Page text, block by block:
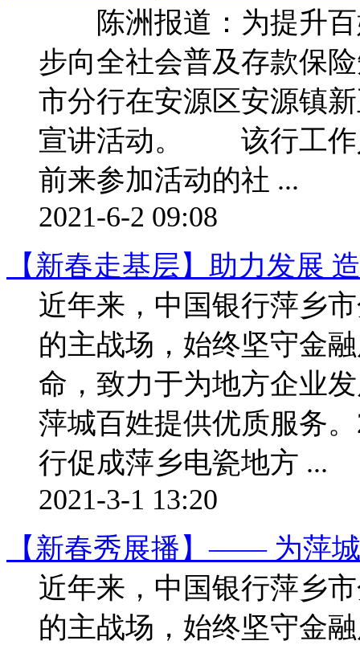
陈洲报道：为提升百
步向全社会普及存款保
市分行在安源区安源镇
宣讲活动。 该行工作
前来参加活动的社 ...
2021-6-2 09:08
【新春走基层】助力发展
近年来，中国银行萍乡
的主战场，始终坚守金
命，致力于为地方企业
萍城百姓提供优质服务
行促成萍乡电瓷地方 ...
2021-3-1 13:20
【新春秀展播】—— 为萍
近年来，中国银行萍乡
的主战场，始终坚守金